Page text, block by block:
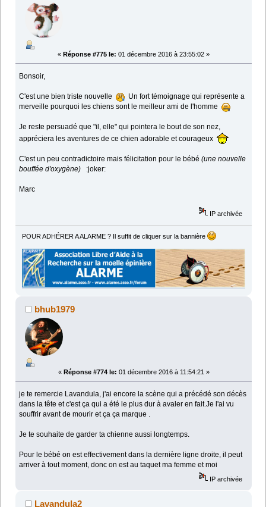
« Réponse #775 le: 01 décembre 2016 à 23:55:02 »
Bonsoir,
C'est une bien triste nouvelle
Un fort témoignage qui représente a
merveille pourquoi les chiens sont le meilleur ami de l'homme
Je reste persuadé que "il, elle" qui pointera le bout de son nez,
appréciera les aventures de ce chien adorable et courageux
C'est un peu contradictoire mais félicitation pour le bébé(une nouvelle
bouffée d'oxygène) :joker:
Marc
IP archivée
POUR ADHÉRER A ALARME ? Il suffit de cliquer sur la bannière
bhub1979
« Réponse #774 le: 01 décembre 2016 à 11:54:21 »
je te remercie Lavandula, j'ai encore la scène qui a précédé son décès
dans la tête et c'est ça qui a été le plus dur à avaler en fait.Je l'ai vu
souffrir avant de mourir et ça ça marque .
Je te souhaite de garder ta chienne aussi longtemps.
Pour le bébé on est effectivement dans la dernière ligne droite, il peut
arriver à tout moment, donc on est au taquet ma femme et moi
IP archivée
Lavandula2